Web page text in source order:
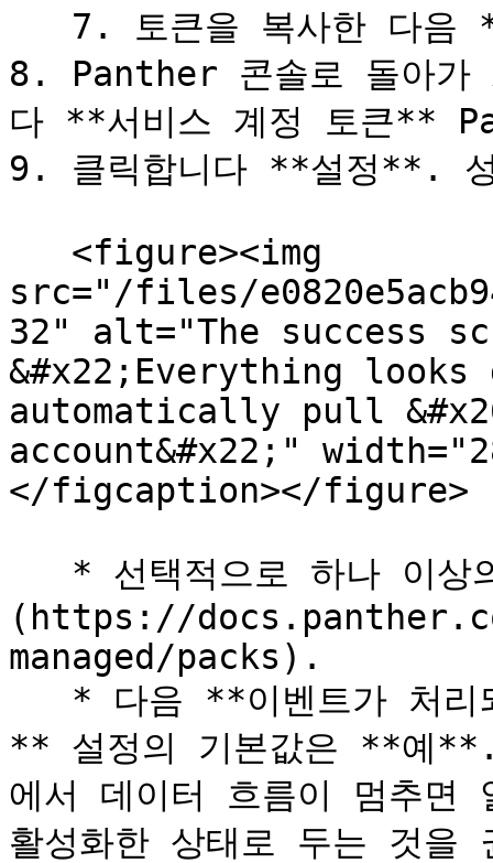
8. Panther 콘솔로 돌아가
다 **서비스 계정 토큰**
9. 클릭합니다 **설정**.
src="/files/
32" alt="The success
&#x22;Everything
automatically pull
account&#x22;"
</figcaption></figure>
(https://
managed/packs).
** 설정의 기본값은 **예
에서 데이터 흐름이 멈추면
활성화한 상태로 두는 것을